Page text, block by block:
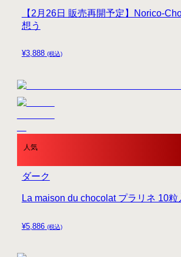
¥3,888 (税込)
【2月26日 販売再開予定】Norico-
想う
人気
¥5,886 (税込)
La maison du chocolat プラリネ 10粒
ダーク